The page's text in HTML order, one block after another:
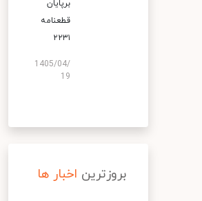
برپایان
قطعنامه
۲۲۳۱
1405/04/
19
بروزترین اخبار ها